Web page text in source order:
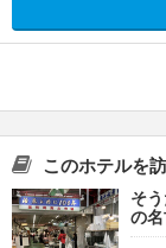
このホテルを
そ
の